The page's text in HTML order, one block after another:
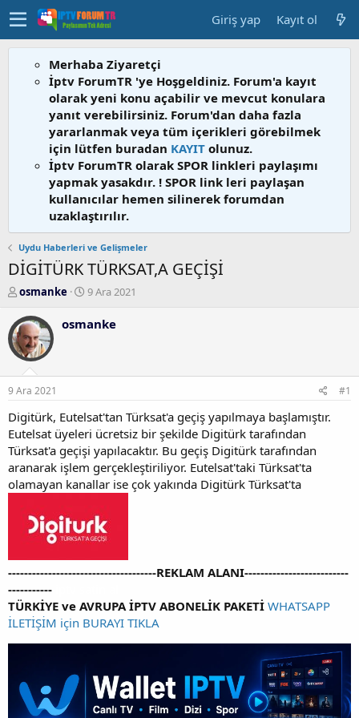
Giriş yap Kayıt ol
Merhaba Ziyaretçi
İptv ForumTR 'ye Hoşgeldiniz. Forum'a kayıt
olarak yeni konu açabilir ve mevcut konulara
yanıt verebilirsiniz. Forum'dan daha fazla
yararlanmak veya tüm içerikleri görebilmek
için lütfen buradan KAYIT olunuz.
İptv ForumTR olarak SPOR linkleri paylaşımı
yapmak yasakdır. ! SPOR link leri paylaşan
kullanıcılar hemen silinerek forumdan
uzaklaştırılır.
Uydu Haberleri ve Gelişmeler
DİGİTÜRK TÜRKSAT,A GEÇİŞİ
K
n
b
u
y
u
b
ş
l
a
t
n
osmanke
B
ş
g
t
a
r
i
i
9 Ara 2021
osmanke
9 Ara 2021 #1
Digitürk, Eutelsat'tan Türksat'a geçiş yapılmaya başlamıştır.
Eutelsat üyeleri ücretsiz bir şekilde Digitürk tarafından
Türksat'a geçişi yapılacaktır. Bu geçiş Digitürk tarafından
aranarak işlem gerçekleştiriliyor. Eutelsat'taki Türksat'ta
olamayan kanallar ise çok yakında Digitürk Türksat'ta
-------------------------------------REKLAM ALANI--------------------------
-----------
TÜRKİYE ve AVRUPA İPTV ABONELİK PAKETİ WHATSAPP
İLETİŞİM için BURAYI TIKLA